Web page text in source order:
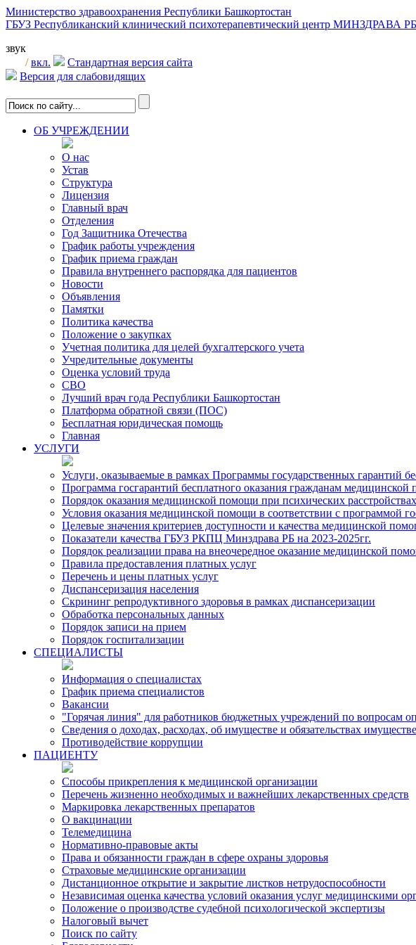
Министерство здравоохранения Республики Башкортостан
ГБУЗ Республиканский клинический психотерапевтический центр МИНЗДРАВА РБ
звук
/ вкл.
Стандартная версия сайта
Версия для слабовидящих
ОБ УЧРЕЖДЕНИИ
О нас
Устав
Структура
Лицензия
Главный врач
Отделения
Год Защитника Отечества
График работы учреждения
График приема граждан
Правила внутреннего распорядка для пациентов
Новости
Объявления
Памятки
Политика качества
Положение о закупках
Учетная политика для целей бухгалтерского учета
Учредительные документы
Оценка условий труда
СВО
Лучший врач года Республики Башкортостан
Платформа обратной связи (ПОС)
Бесплатная юридическая помощь
Главная
УСЛУГИ
Услуги, оказываемые в рамках Программы государственных гарантий
Программа госгарантий бесплатного оказания гражданам медицинской
Порядок оказания медицинской помощи при психических
Условия оказания медицинской помощи в соответствии с программой
Целевые значения критериев доступности и качества медицинской
Показатели качества ГБУЗ РКПЦ Минздрава РБ на 2023-2025гг.
Порядок реализации права на внеочередное оказание медицинской
Правила предоставления платных услуг
Перечень и цены платных услуг
Диспансеризация населения
Скрининг репродуктивного здоровья в рамках диспансеризации
Обработка персональных данных
Порядок записи на прием
Порядок госпитализации
СПЕЦИАЛИСТЫ
Информация о специалистах
График приема специалистов
Вакансии
"Горячая линия" для работников бюджетных учреждений по вопросам
Сведения о доходах, расходах, об имуществе и обязательствах
Противодействие коррупции
ПАЦИЕНТУ
Способы прикрепления к медицинской организации
Перечень жизненно необходимых и важнейших лекарственных средств
Маркировка лекарственных препаратов
О вакцинации
Телемедицина
Нормативно-правовые акты
Права и обязанности граждан в сфере охраны здоровья
Страховые медицинские организации
Дистанционное открытие и закрытие листков нетрудоспособности
Независимая оценка качества условий оказания услуг медицинскими
Положение о производстве судебной психологической экспертизы
Налоговый вычет
Поиск по сайту